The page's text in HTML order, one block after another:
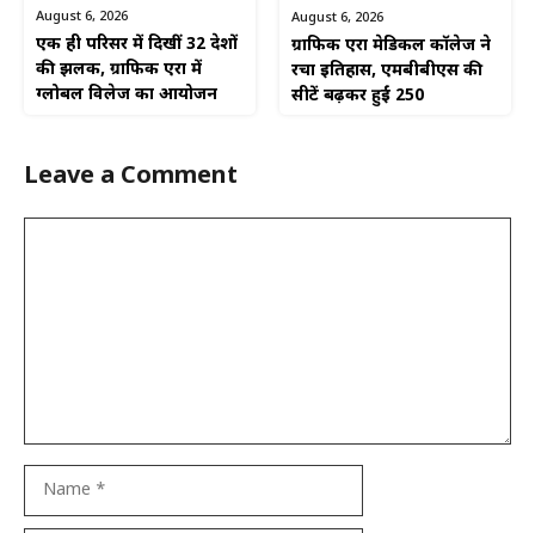
August 6, 2026
एक ही परिसर में दिखीं 32 देशों
की झलक, ग्राफिक एरा में
ग्लोबल विलेज का आयोजन
August 6, 2026
ग्राफिक एरा मेडिकल कॉलेज ने
रचा इतिहास, एमबीबीएस की
सीटें बढ़कर हुईं 250
Leave a Comment